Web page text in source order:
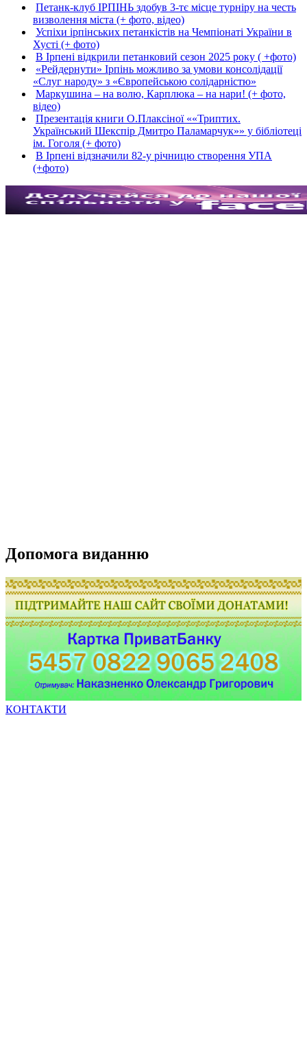
Петанк-клуб ІРПІНЬ здобув 3-тє місце турніру на честь
визволення міста (+ фото, відео)
Успіхи ірпінських петанкістів на Чемпіонаті України в
Хусті (+ фото)
В Ірпені відкрили петанковий сезон 2025 року ( +фото)
«Рейдернути» Ірпінь можливо за умови консолідації
«Слуг народу» з «Європейською солідарністю»
Маркушина – на волю, Карплюка – на нари! (+ фото,
відео)
Презентація книги О.Плаксіної ««Триптих.
Український Шекспір Дмитро Паламарчук»» у бібліотеці
ім. Гоголя (+ фото)
В Ірпені відзначили 82-у річницю створення УПА
(+фото)
Допомога виданню
КОНТАКТИ